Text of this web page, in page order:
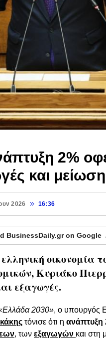
2%
και
2026 16:36
BusinessDaily.gr on Google
οικονομία
Κυριάκο
εξαγωγές.
2030», ο υπουργός
τόνισε ότι η ανάπτυξη
, των εξαγωγών και στη